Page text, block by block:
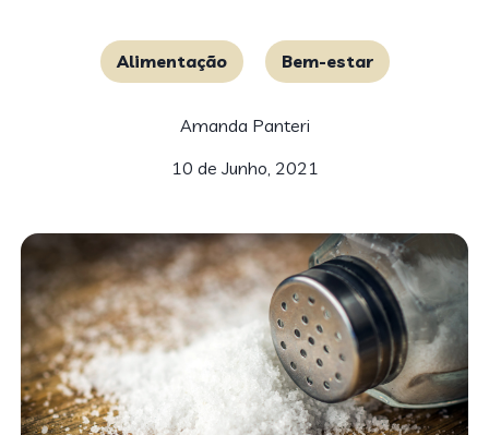
Alimentação Bem-estar
Amanda Panteri
10 de Junho, 2021